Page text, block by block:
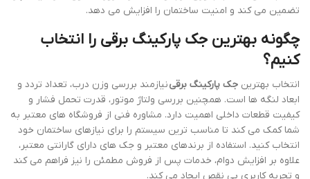
تضمین می کند و امنیت ساختمان را افزایش می دهد.
چگونه بهترین جک پارکینگ برقی را انتخاب
کنیم؟
انتخاب بهترین جک پارکینگ برقینیازمند بررسی وزن درب، تعداد تردد و
ابعاد لنگه ها است. همچنین بررسی ولتاژ موتور، قدرت تحمل فشار و
کیفیت قطعات داخلی اهمیت دارد. مشاوره فنی از فروشگاه های معتبر به
شما کمک می کند تا مناسب ترین سیستم را برای نیازهای ساختمان خود
انتخاب کنید. استفاده از برندهای معتبر و جک های دارای گارانتی معتبر،
علاوه بر افزایش دوام، خدمات پس از فروش مطمئن را نیز فراهم می کند
و تجربه کاربری بی نقص ایجاد می کند.